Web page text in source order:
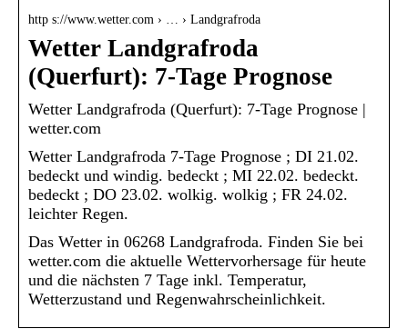
http s://www.wetter.com › … › Landgrafroda
Wetter Landgrafroda
(Querfurt): 7-Tage Prognose
Wetter Landgrafroda (Querfurt): 7-Tage Prognose |
wetter.com
Wetter Landgrafroda 7-Tage Prognose ; DI 21.02.
bedeckt und windig. bedeckt ; MI 22.02. bedeckt.
bedeckt ; DO 23.02. wolkig. wolkig ; FR 24.02.
leichter Regen.
Das Wetter in 06268 Landgrafroda. Finden Sie bei
wetter.com die aktuelle Wettervorhersage für heute
und die nächsten 7 Tage inkl. Temperatur,
Wetterzustand und Regenwahrscheinlichkeit.